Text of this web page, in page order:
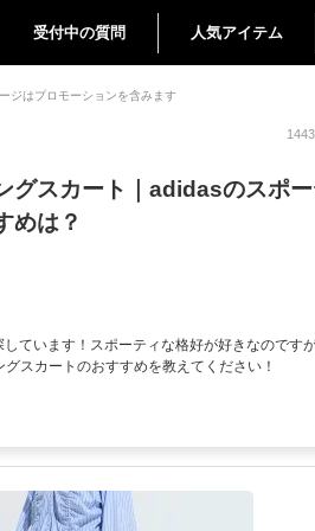
受付中の質問 人気アイテム
ジはプロモーションを含みます
1443
グスカート｜adidasのスポ
めは？
ています！スポーティな格好が好きなのです
スカートのおすすめを教えてください！